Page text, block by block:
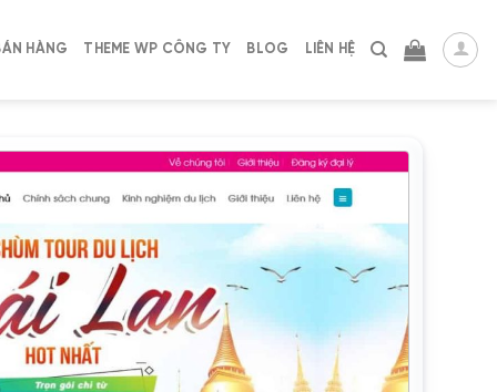
HÀNG THEME WP CÔNG TY BLOG LIÊN HỆ